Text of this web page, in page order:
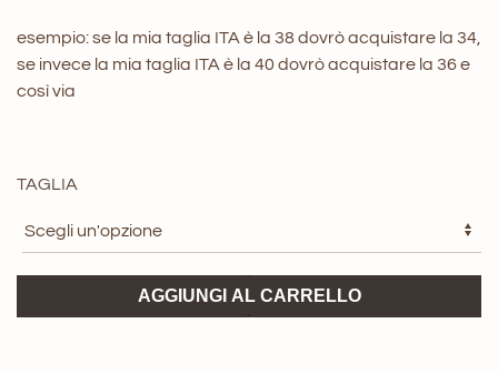
esempio: se la mia taglia ITA è la 38 dovrò acquistare la 34,
se invece la mia taglia ITA è la 40 dovrò acquistare la 36 e
così via
TAGLIA
Lucie
AGGIUNGI AL CARRELLO